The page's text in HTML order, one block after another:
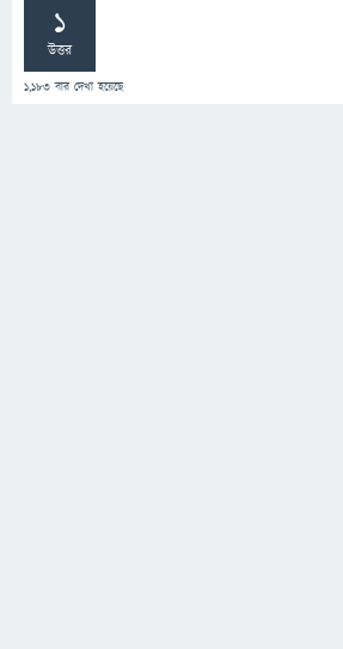
1
উত্তর
1,183 বার দেখা হয়েছে